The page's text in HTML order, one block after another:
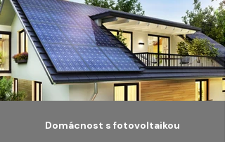
Domácnost s fotovoltaikou